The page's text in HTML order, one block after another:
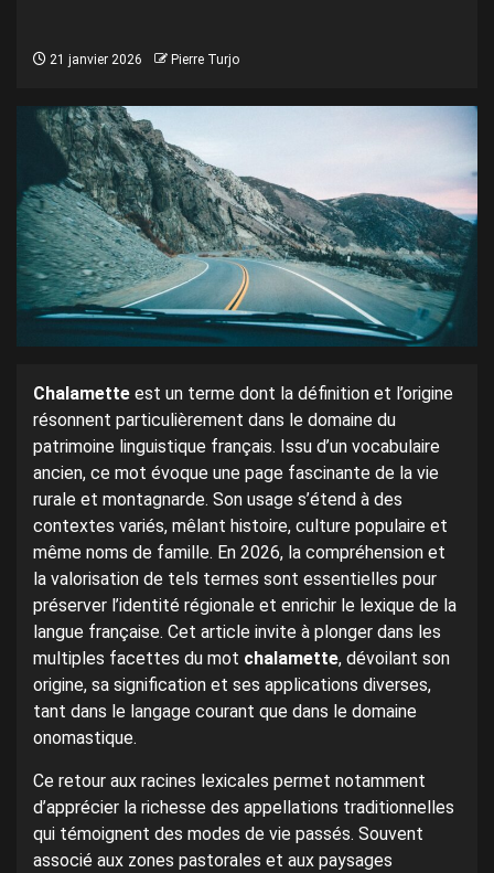
21 janvier 2026 Pierre Turjo
Chalamette est un terme dont la définition et l’origine
résonnent particulièrement dans le domaine du
patrimoine linguistique français. Issu d’un vocabulaire
ancien, ce mot évoque une page fascinante de la vie
rurale et montagnarde. Son usage s’étend à des
contextes variés, mêlant histoire, culture populaire et
même noms de famille. En 2026, la compréhension et
la valorisation de tels termes sont essentielles pour
préserver l’identité régionale et enrichir le lexique de la
langue française. Cet article invite à plonger dans les
multiples facettes du mot chalamette, dévoilant son
origine, sa signification et ses applications diverses,
tant dans le langage courant que dans le domaine
onomastique.
Ce retour aux racines lexicales permet notamment
d’apprécier la richesse des appellations traditionnelles
qui témoignent des modes de vie passés. Souvent
associé aux zones pastorales et aux paysages